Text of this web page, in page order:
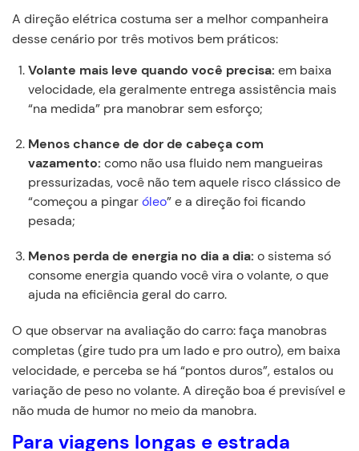
A direção elétrica costuma ser a melhor companheira
desse cenário por três motivos bem práticos:
Volante mais leve quando você precisa: em baixa
velocidade, ela geralmente entrega assistência mais
“na medida” pra manobrar sem esforço;
Menos chance de dor de cabeça com
vazamento: como não usa fluido nem mangueiras
pressurizadas, você não tem aquele risco clássico de
“começou a pingaróleo” e a direção foi ficando
pesada;
Menos perda de energia no dia a dia: o sistema só
consome energia quando você vira o volante, o que
ajuda na eficiência geral do carro.
O que observar na avaliação do carro: faça manobras
completas (gire tudo pra um lado e pro outro), em baixa
velocidade, e perceba se há “pontos duros”, estalos ou
variação de peso no volante. A direção boa é previsível e
não muda de humor no meio da manobra.
Para viagens longas e estrada